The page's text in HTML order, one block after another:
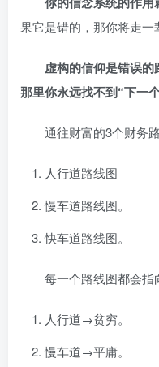
果它是错的，那你将走一
虚构的信仰是错误的
那里你永远找不到“下一
通往财富的3个财务
人行道路线图
慢车道路线图。
快车道路线图。
每一个路线图都会指
人行道→贫穷。
慢车道→平庸。